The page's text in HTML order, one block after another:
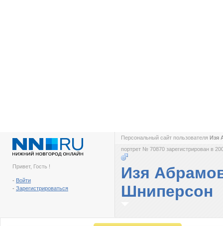
Привет, Гость !
- Войти
- Зарегистрироваться
Персональный сайт пользователя Изя
портрет № 70870 зарегистрирован в
Изя
Шниперсон